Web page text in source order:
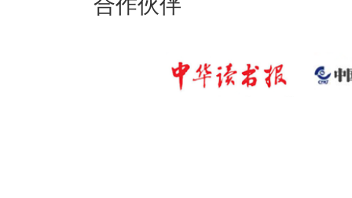
合作伙伴